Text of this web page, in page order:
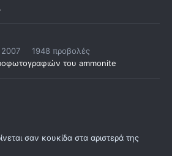
1948 προβολές
του ammonite
σαν κουκίδα στα αριστερά της